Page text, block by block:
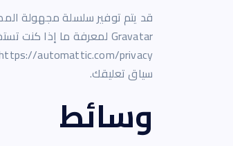
سياق تعليقك.
وسائط